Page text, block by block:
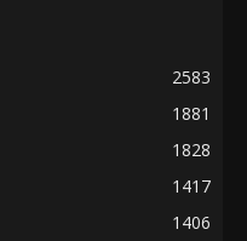
2583
1881
1828
1417
1406